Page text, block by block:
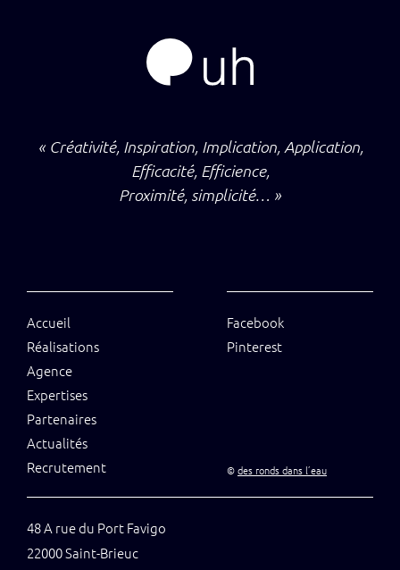
« Créativité, Inspiration, Implication, Application,
Efficacité, Efficience,
Proximité, simplicité… »
48 A rue du Port Favigo
22000 Saint-Brieuc
Accueil
Réalisations
Agence
Expertises
Partenaires
Actualités
Recrutement
Facebook
Pinterest
©des ronds dans l’eau